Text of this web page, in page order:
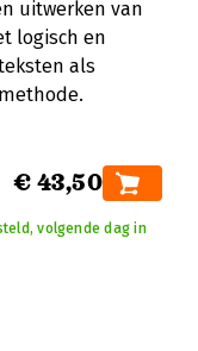
uitwerken van
logisch en
als
€ 43,50
volgende dag in